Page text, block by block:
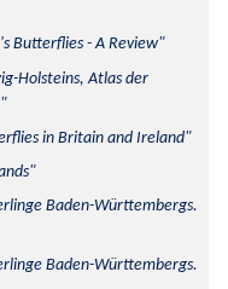
Butterflies - A Review
Holsteins, Atlas der
in Britain and Ireland
Baden-Württembergs.
Baden-Württembergs.